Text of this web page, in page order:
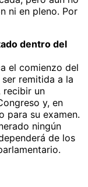
ni en pleno. Por
dentro del
el comienzo del
remitida a la
recibir un
y, en
para su examen.
ningún
de los